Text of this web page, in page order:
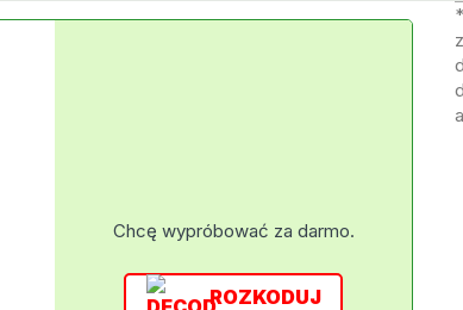
Chcę wypróbować za darmo.
ROZKODUJ